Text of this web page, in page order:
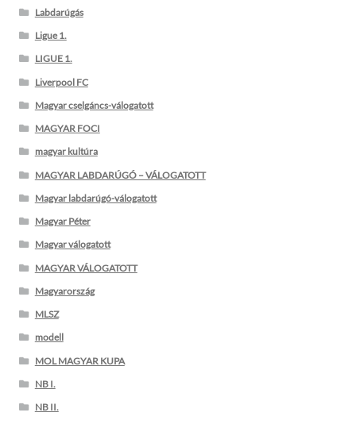
Labdarúgás
Ligue 1.
LIGUE 1.
Liverpool FC
Magyar cselgáncs-válogatott
MAGYAR FOCI
magyar kultúra
MAGYAR LABDARÚGÓ – VÁLOGATOTT
Magyar labdarúgó-válogatott
Magyar Péter
Magyar válogatott
MAGYAR VÁLOGATOTT
Magyarország
MLSZ
modell
MOL MAGYAR KUPA
NB I.
NB II.